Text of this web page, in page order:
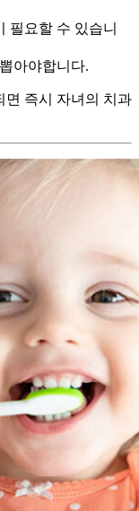
필요할 수 있습니
아야합니다.
면 즉시 자녀의 치과